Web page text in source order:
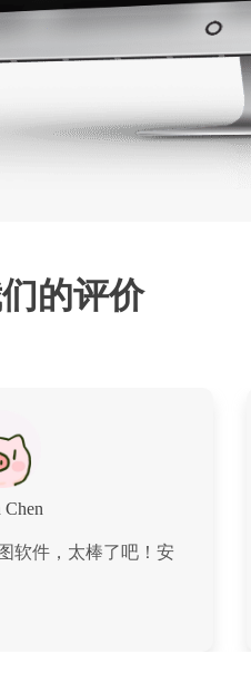
的评价
Chen
软件，太棒了吧！安